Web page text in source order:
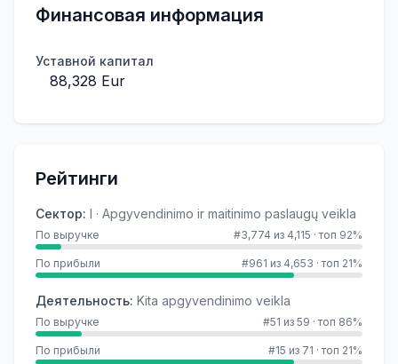
Финансовая информация
Уставной капитал
88,328 Eur
Рейтинги
Сектор: I · Apgyvendinimo ir maitinimo paslaugų veikla
По выручке #3,774 из 4,115 ·топ 92%
По прибыли #961 из 4,653 ·топ 21%
Деятельность: Kita apgyvendinimo veikla
По выручке #51 из 59 ·топ 86%
По прибыли #15 из 71 ·топ 21%